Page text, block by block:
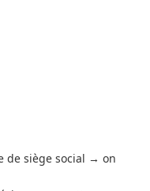
de siège social → on